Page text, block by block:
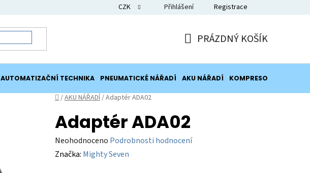
CZK Přihlášení Registrace
KOŠÍK
PRÁZDNÝ KOŠÍK
AUTOMATIZAČNÍ TECHNIKA PNEUMATICKÉ NÁŘADÍ AKU NÁŘADÍ KOMPRESORY
Domů
/AKU NÁŘADÍ/Adaptér ADA02
Adaptér ADA02
Průměrné
hodnocení
Neohodnoceno Podrobnosti hodnocení
Značka: Mighty Seven